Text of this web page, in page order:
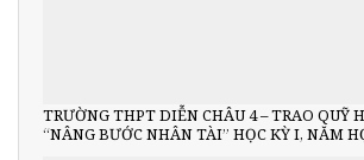
TRƯỜNG THPT DIỄN CHÂU 4 – TRAO QUỸ
“NÂNG BƯỚC NHÂN TÀI” HỌC KỲ I, NĂM